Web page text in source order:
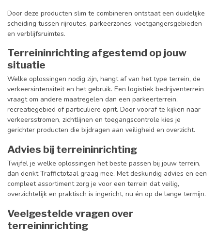
Door deze producten slim te combineren ontstaat een duidelijke
scheiding tussen rijroutes, parkeerzones, voetgangersgebieden
en verblijfsruimtes.
Terreininrichting afgestemd op jouw
situatie
Welke oplossingen nodig zijn, hangt af van het type terrein, de
verkeersintensiteit en het gebruik. Een logistiek bedrijventerrein
vraagt om andere maatregelen dan een parkeerterrein,
recreatiegebied of particuliere oprit. Door vooraf te kijken naar
verkeersstromen, zichtlijnen en toegangscontrole kies je
gerichter producten die bijdragen aan veiligheid en overzicht.
Advies bij terreininrichting
Twijfel je welke oplossingen het beste passen bij jouw terrein,
dan denkt Traffictotaal graag mee. Met deskundig advies en een
compleet assortiment zorg je voor een terrein dat veilig,
overzichtelijk en praktisch is ingericht, nu én op de lange termijn.
Veelgestelde vragen over
terreininrichting